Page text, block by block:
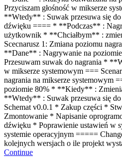
Przyciszam głośność w mikserze
**Wtedy** : Suwak przesuwa się
dźwięku ==== * **Podczas** :
użytkownik * **Chciałbym** :
Scecnarusz 1: Zmiana poziomu
**Dane** : Nagrywanie na
Przesuwam suwak do nagrania *
w mikserze systemowym ===
nagrania na mikserze systemowym
poziomie 80% * **Kiedy** :
**Wtedy** : Suwak przesuwa się
Schemat v0.0.1 * Zakup części *
Zmontowanie * Napisanie
dźwięku * Poprawienie ustawień w
systemie operacyjnym =====
kolejnych wersjach o ile projekt
Continue